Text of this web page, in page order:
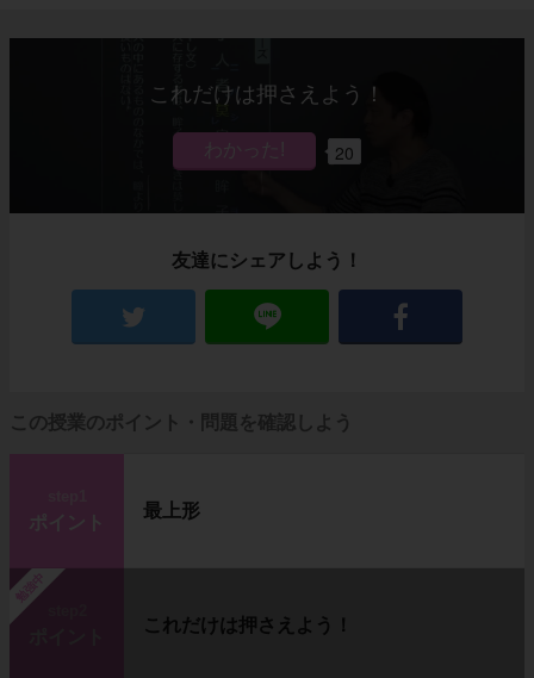
これだけは押さえよう！
20
友達にシェアしよう！
この授業のポイント・問題を確認しよう
ポイント
最上形
勉強中
これだけは押さえよう！